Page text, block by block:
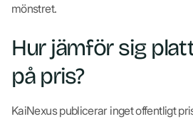
mönstret.
Hur jämför sig
på pris?
KaiNexus publicerar inget offentligt